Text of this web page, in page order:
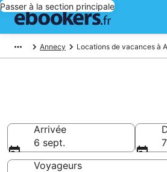
Passer à la section principale
Annecy Locations de vacances à
Arrivée
6 sept.
Voyageurs